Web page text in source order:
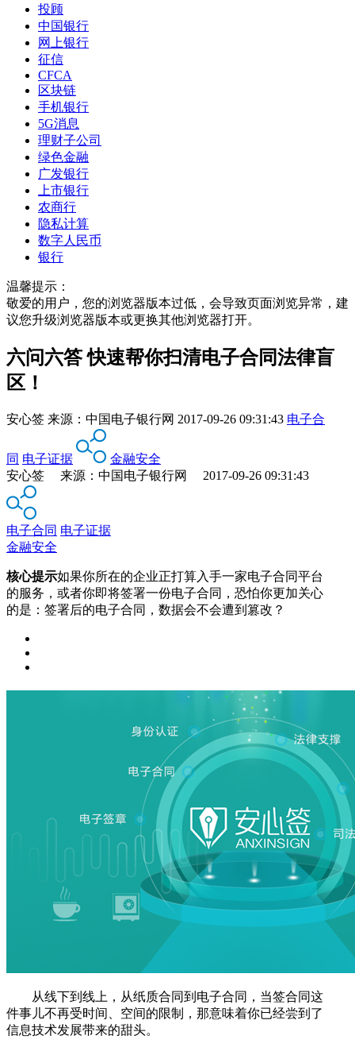
投顾
中国银行
网上银行
征信
CFCA
区块链
手机银行
5G消息
理财子公司
绿色金融
广发银行
上市银行
农商行
隐私计算
数字人民币
银行
温馨提示：
敬爱的用户，您的浏览器版本过低，会导致页面浏览异常，建
议您升级浏览器版本或更换其他浏览器打开。
六问六答 快速帮你扫清电子合同法律盲
区！
安心签 来源： 中国电子银行网 2017-09-26 09:31:43 电子合
同 电子证据
金融安全
安心签 来源：中国电子银行网 2017-09-26 09:31:43
电子合同 电子证据
金融安全
核心提示如果你所在的企业正打算入手一家电子合同平台
的服务，或者你即将签署一份电子合同，恐怕你更加关心
的是：签署后的电子合同，数据会不会遭到篡改？
从线下到线上，从纸质合同到电子合同，当签合同这
件事儿不再受时间、空间的限制，那意味着你已经尝到了
信息技术发展带来的甜头。